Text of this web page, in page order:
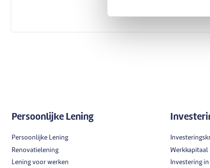
Persoonlijke Lening
Persoonlijke Lening
Renovatielening
Lening voor werken
Werkkapitaal
Investering